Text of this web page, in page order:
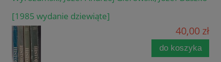
[1985 wydanie dziewiąte]
40,00 zł
do koszyka